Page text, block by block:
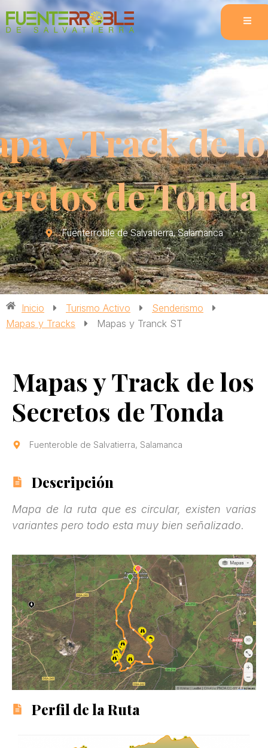
y Track de
de Tonda
Fuenterroble de Salvatierra, Salamanca
Inicio Turismo Activo
Senderismo
Mapas y Tracks
Mapas y Tranck ST
Mapas y Track de los
Secretos de Tonda
Fuenteroble de Salvatierra, Salamanca
Descripción
Mapa de la ruta que es circular, existen varias
variantes pero todo esta muy bien señalizado.
Perfil de la Ruta